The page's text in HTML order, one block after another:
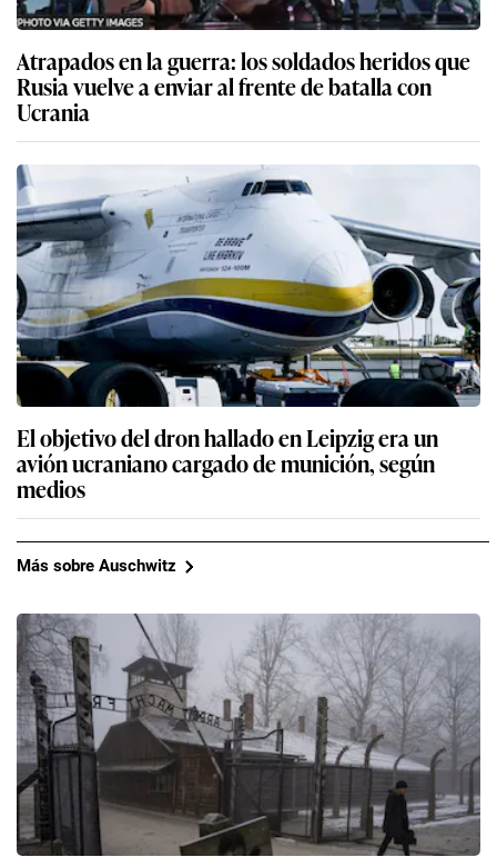
Atrapados en la guerra: los soldados heridos que
Rusia vuelve a enviar al frente de batalla con
Ucrania
El objetivo del dron hallado en Leipzig era un
avión ucraniano cargado de munición, según
medios
Más sobre Auschwitz